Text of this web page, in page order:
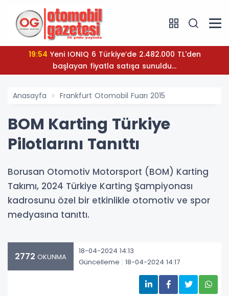
19:54
başlayan fiyatla satışa sunuldu...
Anasayfa Frankfurt Otomobil Fuarı 2015
BOM Karting Türkiye
Pilotlarını Tanıttı
Borusan Otomotiv Motorsport (BOM) Karting
Takımı, 2024 Türkiye Karting Şampiyonası
kadrosunu özel bir etkinlikle otomotiv ve spor
medyasına tanıttı.
2772 OKUNMA
18-04-2024 14:13
Güncelleme : 18-04-2024 14:17